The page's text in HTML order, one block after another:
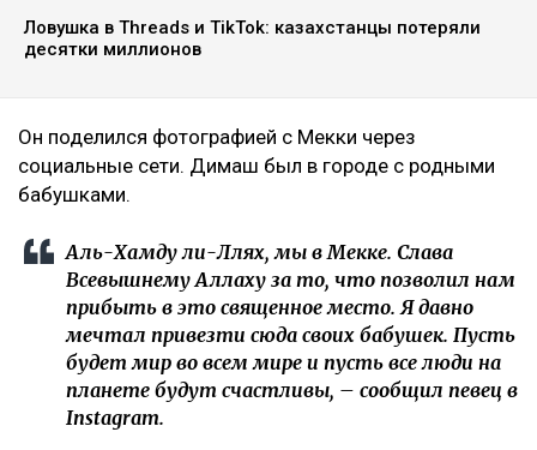
Ловушка в Threads и TikTok: казахстанцы потеряли
десятки миллионов
Он поделился фотографией с Мекки через
социальные сети. Димаш был в городе с родными
бабушками.
Аль-Хамду ли-Ллях, мы в Мекке. Слава
Всевышнему Аллаху за то, что позволил нам
прибыть в это священное место. Я давно
мечтал привезти сюда своих бабушек. Пусть
будет мир во всем мире и пусть все люди на
планете будут счастливы, – сообщил певец в
Instagram.